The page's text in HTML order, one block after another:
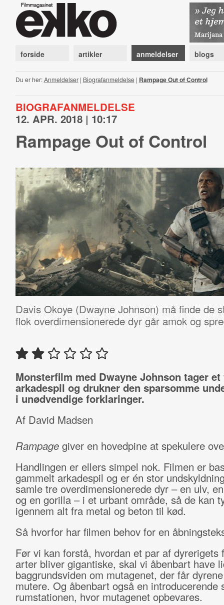
forside artikler anmeldelser blogs
Du er her:Anmeldelser| Biografanmeldelse | Rampage Out of Control
BIOGRAFANMELDELSE
12. APR. 2018 | 10:17
Rampage Out of Control
Davis Okoye (Dwayne Johnson) må finde de
flok overdimensionerede dyr går amok og
Monsterfilm med Dwayne Johnson tager
arkadespil og drukner den sparsomme
i unødvendige forklaringer.
Af David Madsen
Rampagegiver en hovedpine at spekulere
Handlingen er ellers simpel nok. Filmen er
gammelt arkadespil og er én stor
samle tre overdimensionerede dyr – en ulv,
og en gorilla – i et urbant område, så de kan
igennem alt fra metal og beton til kød.
Så hvorfor har filmen behov for en
Før vi kan forstå, hvordan et par af dyrerigets
arter bliver gigantiske, skal vi åbenbart have
baggrundsviden om mutagenet, der får
mutere. Og åbenbart også en introducerende
rumstationen, hvor mutagenet opbevares.